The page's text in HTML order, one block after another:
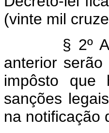
(vinte mil
§ 2º As
anterior
impôsto que
sanções
na notificação